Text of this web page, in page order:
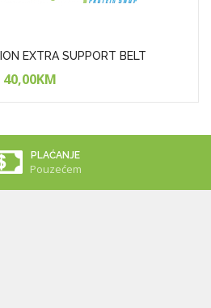
EXTRA SUPPORT BELT
40,00KM
PLAĆANJE
Pouzećem